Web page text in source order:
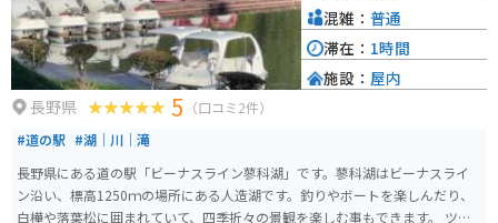
長野県 5 （口コミ2件）
#道の駅 #湖｜川｜滝
長野県にある道の駅「ビーナスライン蓼科湖」です。蓼科湖はビーナスライ
ン沿い、標高1250ｍの場所にある人造湖です。釣りやボートを楽しんだり、
白樺や落葉松に囲まれていて、四季折々の景観を楽しむ事もできます。 ツー
混雑： 普通
滞在： 1時間
施設： 屋内